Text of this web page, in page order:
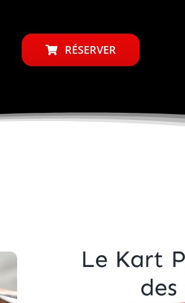
RÉSERVER
Le Kart